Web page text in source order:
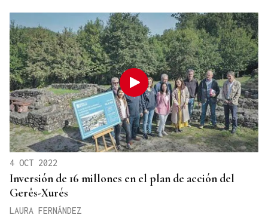
4 OCT 2022
Inversión de 16 millones en el plan de acción del
Gerês-Xurés
LAURA FERNÁNDEZ